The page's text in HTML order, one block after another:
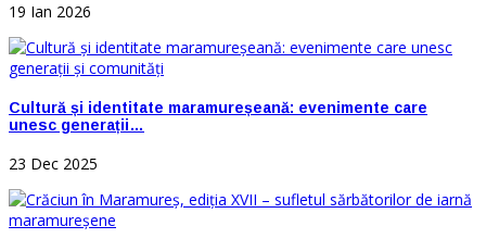
19 Ian 2026
Cultură și identitate maramureșeană: evenimente care
unesc generații…
23 Dec 2025